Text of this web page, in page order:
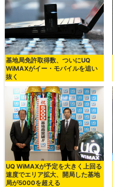
基地局免許取得数、ついにUQ
WiMAXがイー・モバイルを追い
抜く
UQ WiMAXが予定を大きく上回る
速度でエリア拡大、開局した基地
局が5000を超える